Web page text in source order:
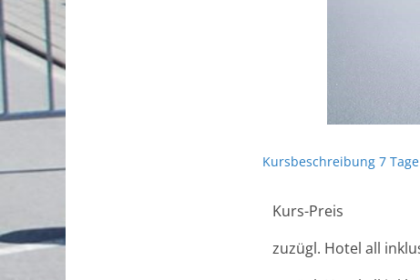
Kursbeschreibung 7
Kurs-Preis
zuzügl. Hotel all